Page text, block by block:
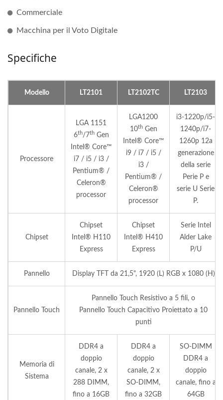
Commerciale
Macchina per il Voto Digitale
Specifiche
Modello LT2101 LT2102TC LT2103
Processore
LGA 1151
6th/7thGen
Intel® Core™
i7 / i5 / i3 /
Pentium® /
Celeron®
processor
LGA1200
10thGen
Intel® Core™
i9 / i7 / i5 /
i3 /
Pentium® /
Celeron®
processor
i3-1220p/i5-
1240p/i7-
1260p 12a
generazione
della serie
Perie P e
serie U Serie
P.
Chipset
Chipset
Intel® H110
Express
Chipset
Intel® H410
Express
Serie Intel
Alder Lake
P/U
Pannello Display TFT da 21,5", 1920 (L) RGB x 1080 (H)
Pannello Touch
Pannello Touch Resistivo a 5 fili, o
Pannello Touch Capacitivo Proiettato a 10
punti
Memoria di
Sistema
DDR4 a
doppio
canale, 2 x
288 DIMM,
fino a 16GB
DDR4 a
doppio
canale, 2 x
SO-DIMM,
fino a 32GB
SO-DIMM
DDR4 a
doppio
canale, fino a
64GB